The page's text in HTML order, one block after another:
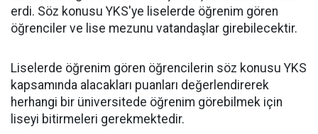
erdi. Söz konusu YKS'ye liselerde öğrenim gören
öğrenciler ve lise mezunu vatandaşlar girebilecektir.
Liselerde öğrenim gören öğrencilerin söz konusu YKS
kapsamında alacakları puanları değerlendirerek
herhangi bir üniversitede öğrenim görebilmek için
liseyi bitirmeleri gerekmektedir.